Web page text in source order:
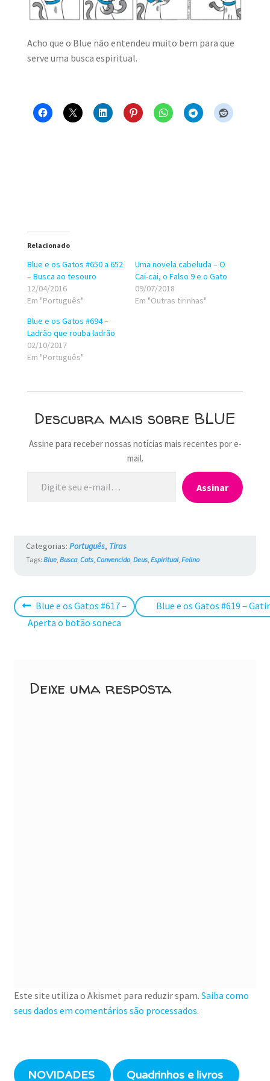
MINHA CONTA
CARRINHO
Acho que o Blue não entendeu muito bem para que
serve uma busca espiritual.
Relacionado
Blue e os Gatos #650 a 652
– Busca ao tesouro
12/04/2016
Em "Português"
Uma novela cabeluda – O
Cai-cai, o Falso 9 e o Gato
09/07/2018
Em "Outras tirinhas"
Blue e os Gatos #694 –
Ladrão que rouba ladrão
02/10/2017
Em "Português"
Descubra mais sobre BLUE
Assine para receber nossas notícias mais recentes por e-
mail.
Digite seu e-mail…
Assinar
Categorias: Português, Tiras
Tags: Blue, Busca, Cats, Convencido, Deus, Espiritual, Felino
Navegação
de
Post
anterior:
Blue e os Gatos #617 –
Aperta o botão soneca
Próximo
Blue e os Gatos #619 –
Deixe uma resposta
Este site utiliza o Akismet para reduzir spam. Saiba como
seus dados em comentários são processados.
NOVIDADES Quadrinhos e livros